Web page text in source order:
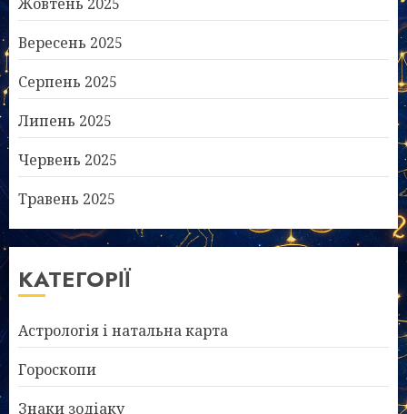
Вересень 2025
Серпень 2025
Липень 2025
Червень 2025
Травень 2025
КАТЕГОРІЇ
Астрологія і натальна карта
Гороскопи
Знаки зодіаку